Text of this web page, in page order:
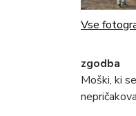
Vse
zgodba
Moški, ki